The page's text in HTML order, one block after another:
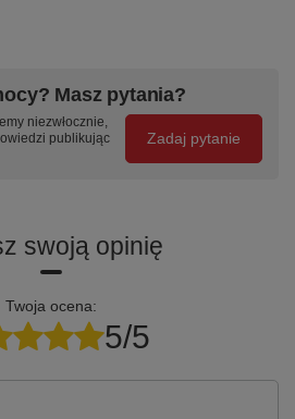
Masz pytania?
niezwłocznie,
publikując
Zadaj pytanie
swoją opinię
Twoja ocena:
5/5